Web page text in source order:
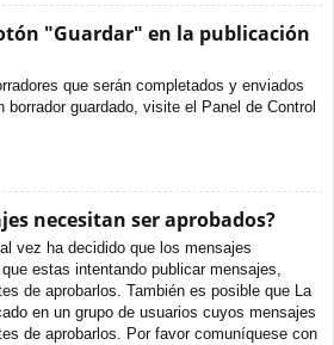
"Guardar" en la publicación
que serán completados y enviados
borrador guardado, visite el Panel de Control
necesitan ser aprobados?
vez ha decidido que los mensajes
estas intentando publicar mensajes,
de aprobarlos. También es posible que La
en un grupo de usuarios cuyos mensajes
de aprobarlos. Por favor comuníquese con